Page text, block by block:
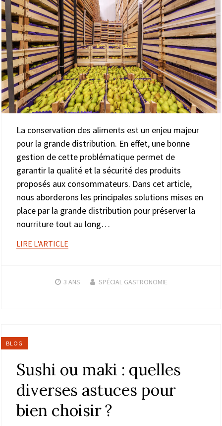
La conservation des aliments est un enjeu majeur
pour la grande distribution. En effet, une bonne
gestion de cette problématique permet de
garantir la qualité et la sécurité des produits
proposés aux consommateurs. Dans cet article,
nous aborderons les principales solutions mises en
place par la grande distribution pour préserver la
nourriture tout au long…
LIRE L'ARTICLE
3 ANS SPÉCIAL GASTRONOMIE
BLOG
Sushi ou maki : quelles
diverses astuces pour
bien choisir ?